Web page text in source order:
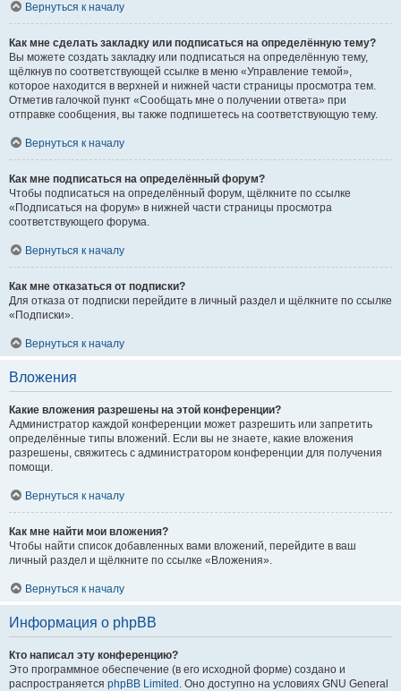
Вернуться к началу
Как мне сделать закладку или подписаться на определённую тему?
Вы можете создать закладку или подписаться на определённую тему,
щёлкнув по соответствующей ссылке в меню «Управление темой»,
которое находится в верхней и нижней части страницы просмотра тем.
Отметив галочкой пункт «Сообщать мне о получении ответа» при
отправке сообщения, вы также подпишетесь на соответствующую тему.
Вернуться к началу
Как мне подписаться на определённый форум?
Чтобы подписаться на определённый форум, щёлкните по ссылке
«Подписаться на форум» в нижней части страницы просмотра
соответствующего форума.
Вернуться к началу
Как мне отказаться от подписки?
Для отказа от подписки перейдите в личный раздел и щёлкните по ссылке
«Подписки».
Вернуться к началу
Вложения
Какие вложения разрешены на этой конференции?
Администратор каждой конференции может разрешить или запретить
определённые типы вложений. Если вы не знаете, какие вложения
разрешены, свяжитесь с администратором конференции для получения
помощи.
Вернуться к началу
Как мне найти мои вложения?
Чтобы найти список добавленных вами вложений, перейдите в ваш
личный раздел и щёлкните по ссылке «Вложения».
Вернуться к началу
Информация о phpBB
Кто написал эту конференцию?
Это программное обеспечение (в его исходной форме) создано и
распространяется phpBB Limited . Оно доступно на условиях GNU General